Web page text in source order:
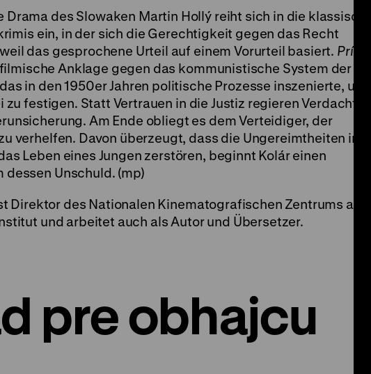
des Slowaken Martin Hollý reiht sich in die klassische
ein, in der sich die Gerechtigkeit gegen das Recht
das gesprochene Urteil auf einem Vorurteil basiert. Prípad
Anklage gegen das kommunistische System der
in den 1950er Jahren politische Prozesse inszenierte, um
festigen. Statt Vertrauen in die Justiz regieren Verdacht,
Am Ende obliegt es dem Verteidiger, der
verhelfen. Davon überzeugt, dass die Ungereimtheiten in
Leben eines Jungen zerstören, beginnt Kolár einen
Unschuld. (mp)
Direktor des Nationalen Kinematografischen Zentrums am
und arbeitet auch als Autor und Übersetzer.
pre obhajcu